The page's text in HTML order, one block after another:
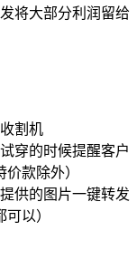
将大部分利润留给
割机
穿的时候提醒客户
款除外）
供的图片一键转发
以）